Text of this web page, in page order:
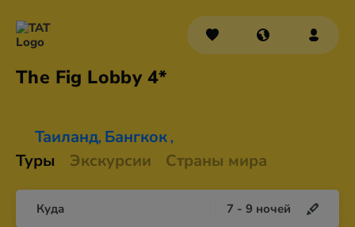
The Fig Lobby 4*
Таиланд, Бангкок ,
Туры Экскурсии Страны мира
Куда 7 - 9 ночей